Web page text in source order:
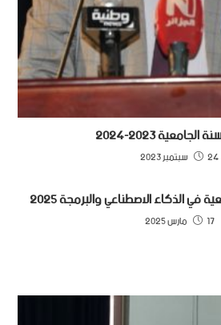
2023-2024
24 سبتمبر 2023
في الذكاء الاصطناعي والبرمجة 2025
17 مارس 2025